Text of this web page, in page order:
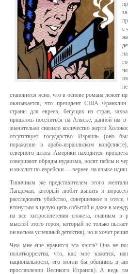
с
становится ясно, что в основе романа лежит
оказывается, что президент США
страны для евреев, бегущих из стран,
пришлось поселиться на Аляске, данной им
значительно снизило количество жертв
отсутствует государство Израиль (оно
поражение в арабо-израильском
северного штата Америки находится
совершают обряды иудаизма, носят пейсы и
и мыслят по-еврейски — вернее, на языке идиш.
Типичным же представителем этого
Ландсман, который любит выпить и
расследовать убийство, совершенное в
втянутым в целую цепь событий и даже в
на все хитросплетения сюжета, главным в
мыслей этого героя, который не только
он весьма успешный детектив), но и хочет
Чем мне еще нравится эта книга? Она не
политкорректна, что, как мне кажется,
национальности, его могли бы обвинить в
прославлении Великого Израиля). А ведь